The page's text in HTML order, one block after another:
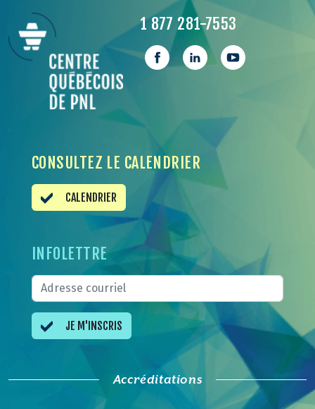
1 877 281-7553
CONSULTEZ LE CALENDRIER
CALENDRIER
INFOLETTRE
JE M'INSCRIS
Accréditations